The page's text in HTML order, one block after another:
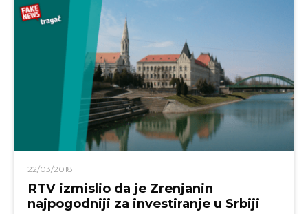
22/03/2018
RTV izmislio da je Zrenjanin
najpogodniji za investiranje u Srbiji